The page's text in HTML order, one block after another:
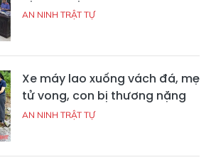
AN NINH TRẬT TỰ
Xe máy lao xuống vách đá, mẹ
tử vong, con bị thương nặng
AN NINH TRẬT TỰ